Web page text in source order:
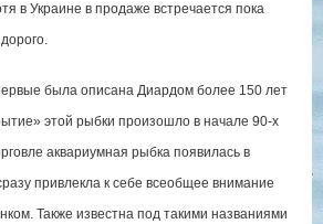
в Украине в продаже встречается пока
была описана Диардом более 150 лет
этой рыбки произошло в начале 90-х
аквариумная рыбка появилась в
привлекла к себе всеобщее внимание
Также известна под такими названиями